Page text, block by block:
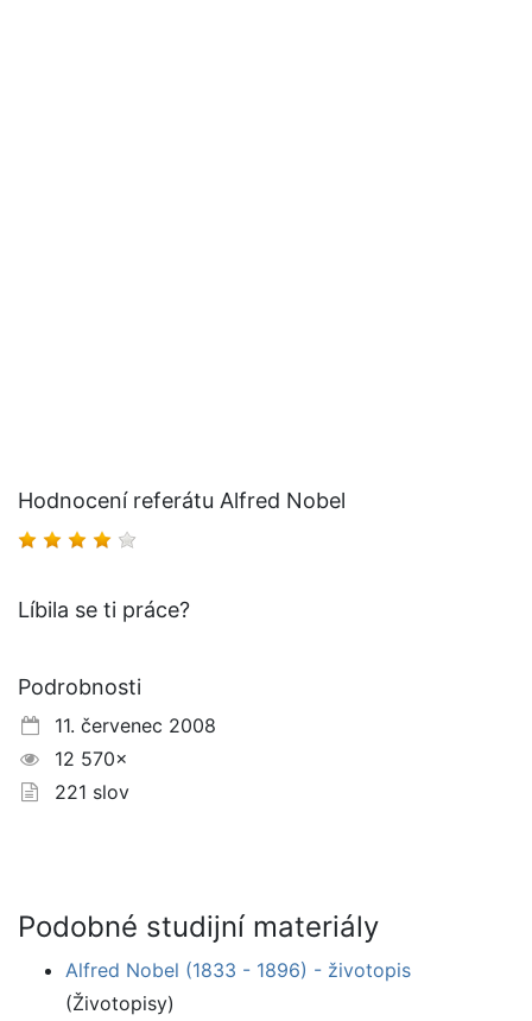
Hodnocení referátu Alfred Nobel
Líbila se ti práce?
Podrobnosti
11. červenec 2008
12 570×
221 slov
Podobné studijní materiály
Alfred Nobel (1833 - 1896) - životopis
(Životopisy)